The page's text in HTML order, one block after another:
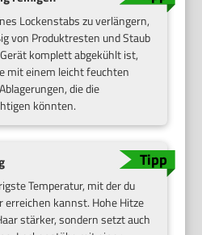
Lockenstabs zu verlängern,
von Produktresten und Staub
komplett abgekühlt ist,
mit einem leicht feuchten
die die
könnten.
Temperatur, mit der du
erreichen kannst. Hohe Hitze
stärker, sondern setzt auch